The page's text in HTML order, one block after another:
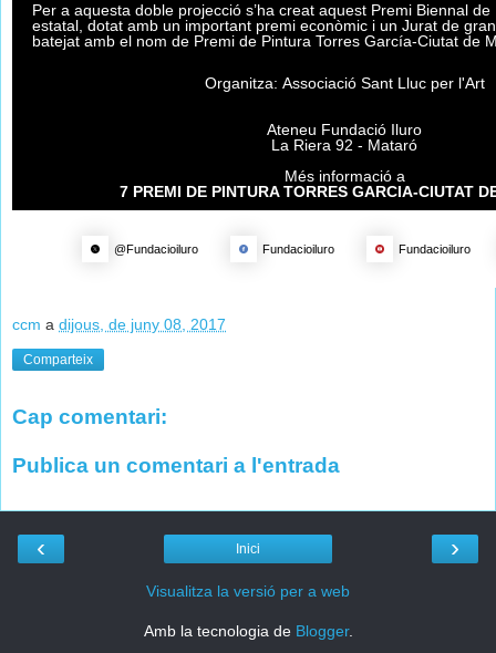
Per a aquesta doble projecció s’ha creat aquest Premi Biennal de
estatal, dotat amb un important premi econòmic i un Jurat de
batejat amb el nom de Premi de Pintura Torres García-Ciutat de
Organitza: Associació Sant Lluc per l'Art
Ateneu Fundació Iluro
La Riera 92 - Mataró
Més informació a
7 PREMI DE PINTURA TORRES GARCIA-CIUTAT
@Fundacioiluro Fundacioiluro Fundacioiluro
ccm a dijous, de juny 08, 2017
Comparteix
Cap comentari:
Publica un comentari a l'entrada
‹ ›
Inici
Visualitza la versió per a web
Amb la tecnologia de Blogger.